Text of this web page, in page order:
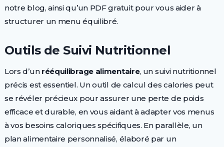
notre blog, ainsi qu’un PDF gratuit pour vous aider à
structurer un menu équilibré.
Outils de Suivi Nutritionnel
Lors d’un rééquilibrage alimentaire, un suivi nutritionnel
précis est essentiel. Un outil de calcul des calories peut
se révéler précieux pour assurer une perte de poids
efficace et durable, en vous aidant à adapter vos menus
à vos besoins caloriques spécifiques. En parallèle, un
plan alimentaire personnalisé, élaboré par un